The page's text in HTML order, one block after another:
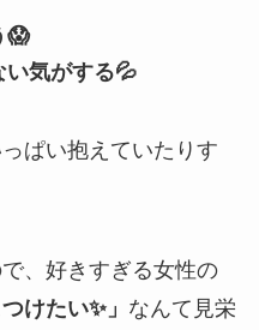
😱
い気がする💦
ぱい抱えていたりす
、好きすぎる女性の
けたい✨」 なんて見栄